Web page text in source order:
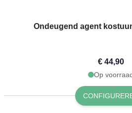
Ondeugend agent
€ 44,90
Op